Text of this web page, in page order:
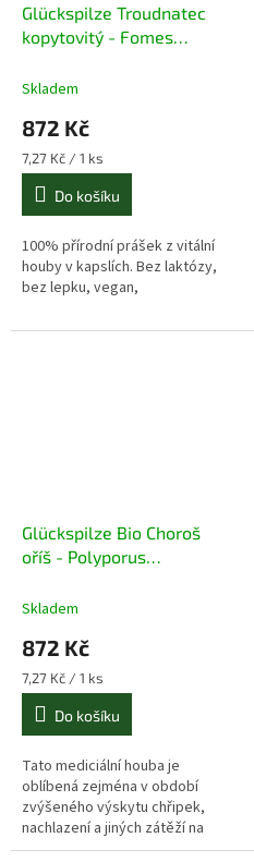
Glückspilze Troudnatec
kopytovitý - Fomes
Skladem
872 Kč
Měrná
cena:
7,27 Kč / 1 ks
Do košíku
100% přírodníprášek z vitální
houby v kapslích. Bez laktózy,
bez lepku, vegan,
Glückspilze Bio Choroš
oříš - Polyporus
Skladem
872 Kč
Měrná
cena:
7,27 Kč / 1 ks
Do košíku
Tato mediciální houba je
oblíbená zejména v období
zvýšeného výskytu chřipek,
nachlazení a jiných zátěží na
imunitní systém.